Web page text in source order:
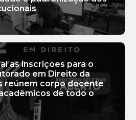
as inscrições para o
em Direito da
reúnem corpo docente
de todo o